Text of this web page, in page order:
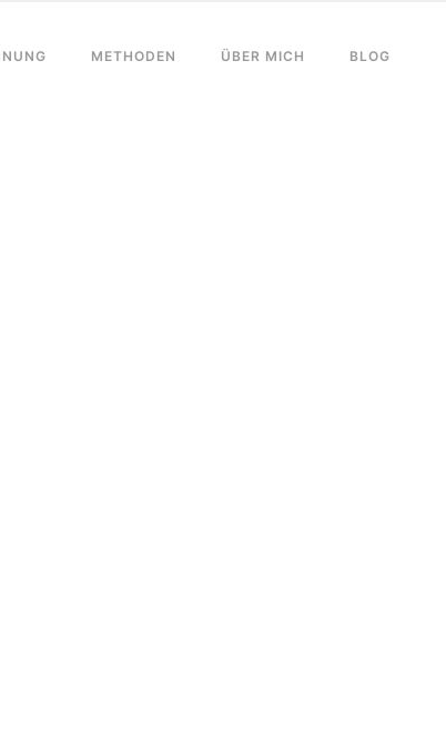
METHODEN ÜBER MICH BLOG